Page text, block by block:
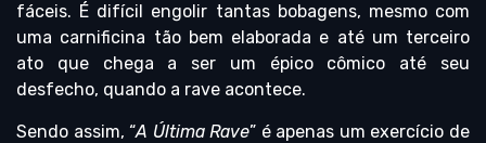
fáceis. É difícil engolir tantas bobagens, mesmo com
uma carnificina tão bem elaborada e até um terceiro
ato que chega a ser um épico cômico até seu
desfecho, quando a rave acontece.
Sendo assim, “A Última Rave” é apenas um exercício de